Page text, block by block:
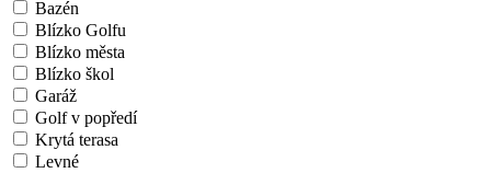
Bazén
Blízko Golfu
Blízko města
Blízko škol
Garáž
Golf v popředí
Krytá terasa
Levné